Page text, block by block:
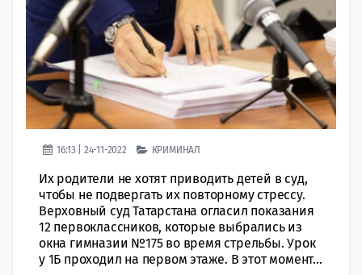
16:13 | 24-11-2022 КРИМИНАЛ
Их родители не хотят приводить детей в суд,
чтобы не подвергать их повторному стрессу.
Верховный суд Татарстана огласил показания
12 первоклассников, которые выбрались из
окна гимназии №175 во время стрельбы. Урок
у 1Б проходил на первом этаже. В этот момент...